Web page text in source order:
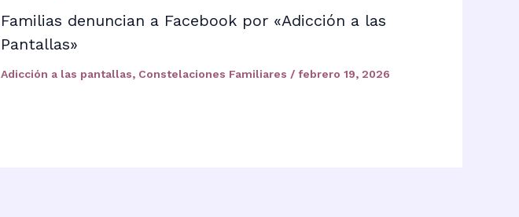
Familias denuncian a Facebook por «Adicción a las
Pantallas»
Adicción a las pantallas, Constelaciones Familiares / febrero 19, 2026